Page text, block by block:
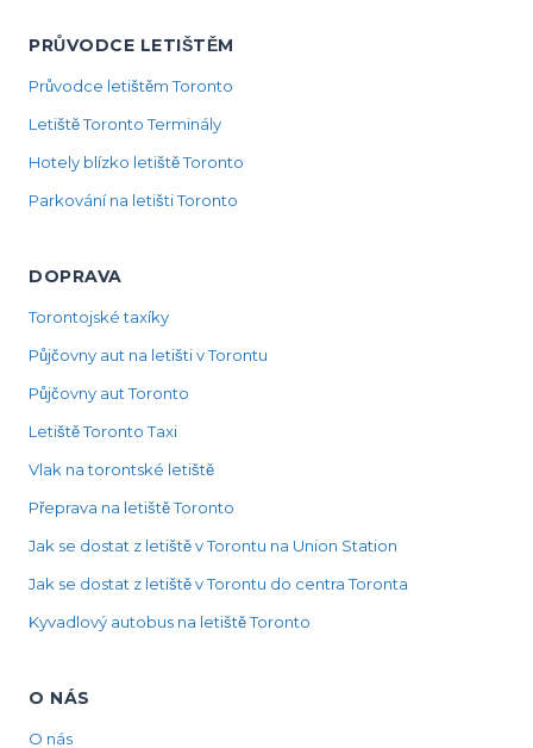
PRŮVODCE LETIŠTĚM
Průvodce letištěm Toronto
Letiště Toronto Terminály
Hotely blízko letiště Toronto
Parkování na letišti Toronto
DOPRAVA
Torontojské taxíky
Půjčovny aut na letišti v Torontu
Půjčovny aut Toronto
Letiště Toronto Taxi
Vlak na torontské letiště
Přeprava na letiště Toronto
Jak se dostat z letiště v Torontu na Union Station
Jak se dostat z letiště v Torontu do centra Toronta
Kyvadlový autobus na letiště Toronto
O NÁS
O nás